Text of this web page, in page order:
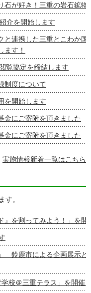
石が好き！三重の岩石鉱
介を開始します
と連携した三重とこわか国
ます！
覧協定を締結します
制度について
を開始します
金にご寄附を頂きました
金にご寄附を頂きました
実施情報新着一覧はこちら
す。
』を割ってみよう！」を開
鈴鹿市による企画展示と
校＠三重テラス」を開催